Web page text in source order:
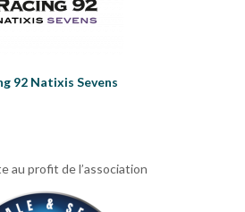
92 Natixis Sevens
au profit de l’association